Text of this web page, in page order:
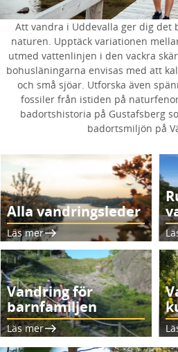
Att vandra i Uddevalla ger dig det
naturen. Upptäck variationen
utmed vattenlinjen i den vackra
bohusläningarna envisas med att
och små sjöar. Utforska även
fossiler från istiden på
badortshistoria på Gustafsberg
badortsmiljön på
Alla vandringsleder
Läs mer
Vandring för
barnfamiljen
Läs mer